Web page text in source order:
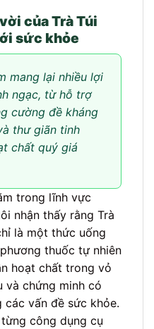
của Trà Túi
sức khỏe
mang lại nhiều lợi
ngạc, từ hỗ trợ
cường đề kháng
thư giãn tinh
chất quý giá
trong lĩnh vực
nhận thấy rằng Trà
là một thức uống
thuốc tự nhiên
hoạt chất trong vỏ
và chứng minh có
các vấn đề sức khỏe.
công dụng cụ